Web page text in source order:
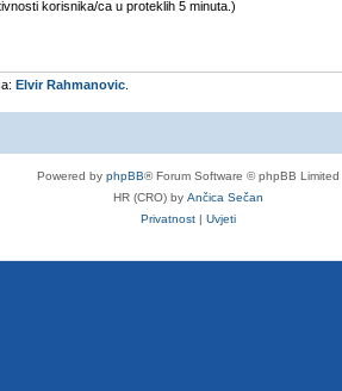
korisnika/ca u proteklih 5 minuta.)
Elvir Rahmanovic
Powered by phpBB® Forum Software © phpBB Limited
HR (CRO) by Ančica Sečan
Privatnost | Uvjeti